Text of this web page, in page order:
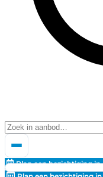
Plan een bezichtiging in